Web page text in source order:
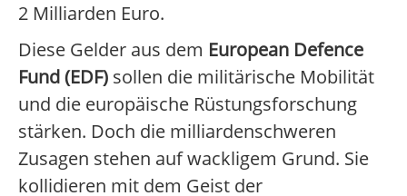
2 Milliarden Euro.
Diese Gelder aus dem European Defence
Fund (EDF) sollen die militärische Mobilität
und die europäische Rüstungsforschung
stärken. Doch die milliardenschweren
Zusagen stehen auf wackligem Grund. Sie
kollidieren mit dem Geist der